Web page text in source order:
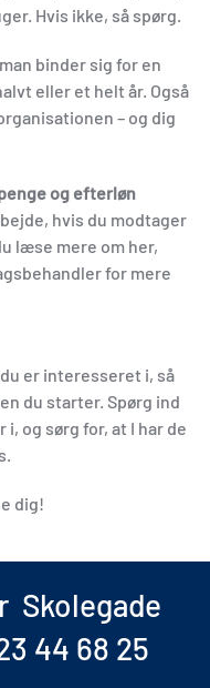
Hvis ikke, så spørg.
binder sig for en
eller et helt år. Også
– og dig
og efterløn
hvis du modtager
læse mere om her,
for mere
er interesseret i, så
du starter. Spørg ind
og sørg for, at I har de
dig!
Skolegade
44 68 25